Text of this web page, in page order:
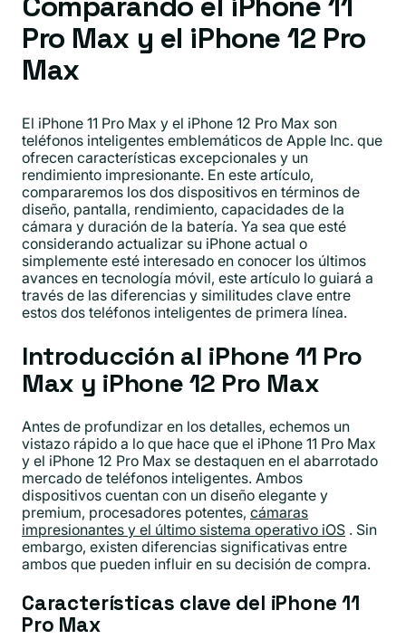
Pro Max y el iPhone 12 Pro
Max
El iPhone 11 Pro Max y el iPhone 12 Pro Max son
teléfonos inteligentes emblemáticos de Apple Inc. que
ofrecen características excepcionales y un
rendimiento impresionante. En este artículo,
compararemos los dos dispositivos en términos de
diseño, pantalla, rendimiento, capacidades de la
cámara y duración de la batería. Ya sea que esté
considerando actualizar su iPhone actual o
simplemente esté interesado en conocer los últimos
avances en tecnología móvil, este artículo lo guiará a
través de las diferencias y similitudes clave entre
estos dos teléfonos inteligentes de primera línea.
Introducción al iPhone 11 Pro
Max y iPhone 12 Pro Max
Antes de profundizar en los detalles, echemos un
vistazo rápido a lo que hace que el iPhone 11 Pro Max
y el iPhone 12 Pro Max se destaquen en el abarrotado
mercado de teléfonos inteligentes. Ambos
dispositivos cuentan con un diseño elegante y
premium, procesadores potentes, cámaras
impresionantes y el último sistema operativo iOS . Sin
embargo, existen diferencias significativas entre
ambos que pueden influir en su decisión de compra.
Características clave del iPhone 11
Pro Max